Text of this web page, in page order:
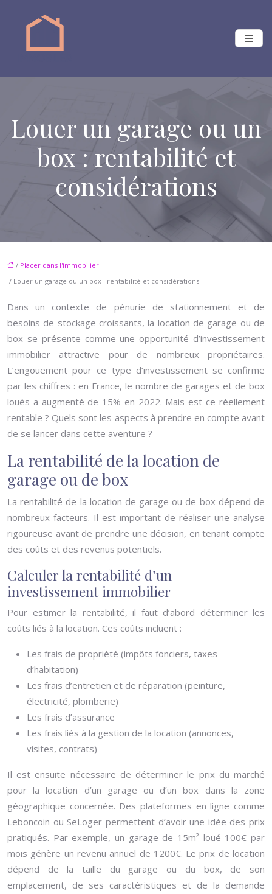
Louer un garage ou un
box : rentabilité et
considérations
/ Placer dans l'immobilier
/ Louer un garage ou un box : rentabilité et considérations
Dans un contexte de pénurie de stationnement et de
besoins de stockage croissants, la location de garage ou de
box se présente comme une opportunité d’investissement
immobilier attractive pour de nombreux propriétaires.
L’engouement pour ce type d’investissement se confirme
par les chiffres : en France, le nombre de garages et de box
loués a augmenté de 15% en 2022. Mais est-ce réellement
rentable ? Quels sont les aspects à prendre en compte avant
de se lancer dans cette aventure ?
La rentabilité de la location de
garage ou de box
La rentabilité de la location de garage ou de box dépend de
nombreux facteurs. Il est important de réaliser une analyse
rigoureuse avant de prendre une décision, en tenant compte
des coûts et des revenus potentiels.
Calculer la rentabilité d’un
investissement immobilier
Pour estimer la rentabilité, il faut d’abord déterminer les
coûts liés à la location. Ces coûts incluent :
Les frais de propriété (impôts fonciers, taxes
d’habitation)
Les frais d’entretien et de réparation (peinture,
électricité, plomberie)
Les frais d’assurance
Les frais liés à la gestion de la location (annonces,
visites, contrats)
Il est ensuite nécessaire de déterminer le prix du marché
pour la location d’un garage ou d’un box dans la zone
géographique concernée. Des plateformes en ligne comme
Leboncoin ou SeLoger permettent d’avoir une idée des prix
pratiqués. Par exemple, un garage de 15m² loué 100€ par
mois génère un revenu annuel de 1200€. Le prix de location
dépend de la taille du garage ou du box, de son
emplacement, de ses caractéristiques et de la demande